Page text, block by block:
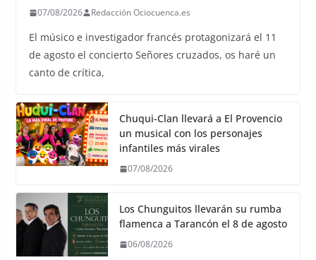
07/08/2026 Redacción Ociocuenca.es
El músico e investigador francés protagonizará el 11
de agosto el concierto Señores cruzados, os haré un
canto de crítica,
Chuqui-Clan llevará a El Provencio
un musical con los personajes
infantiles más virales
07/08/2026
Los Chunguitos llevarán su rumba
flamenca a Tarancón el 8 de agosto
06/08/2026